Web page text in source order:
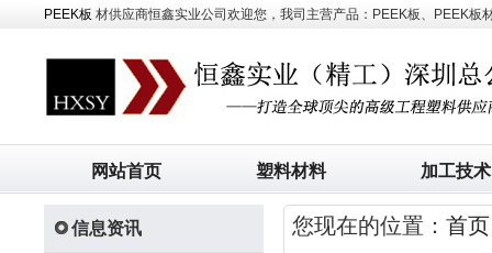
PEEK板 材供应商恒鑫实业公司欢迎您，我司主营产品：PEEK板、PEEK板
网站首页 塑料材料 加工技术
信息资讯 您现在的位置： 首页